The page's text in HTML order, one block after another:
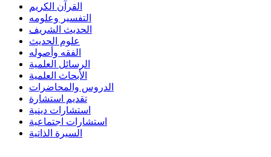
القرآن الكريم
التفسير وعلومه
الحديث الشريف
علوم الحديث
الفقه وأصوله
الرسائل العلمية
الأبحاث العلمية
الدروس والمحاضرات
تقديم استشارة
استشارات دينية
استشارات اجتماعية
السيرة الذاتية